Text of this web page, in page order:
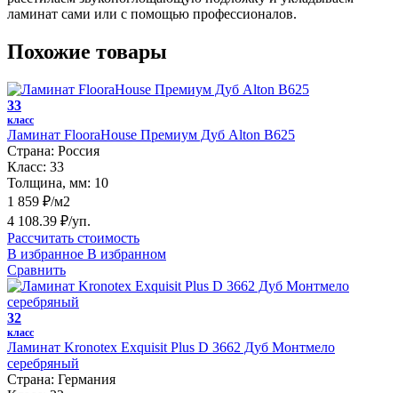
ламинат сами или с помощью профессионалов.
Похожие товары
33
класс
Ламинат FlooraHouse Премиум Дуб Alton B625
Страна: Россия
Класс: 33
Толщина, мм: 10
1 859 ₽/м2
4 108.39 ₽/уп.
Рассчитать стоимость
В избранное В избранном
Сравнить
32
класс
Ламинат Kronotex Exquisit Plus D 3662 Дуб Монтмело
серебряный
Страна: Германия